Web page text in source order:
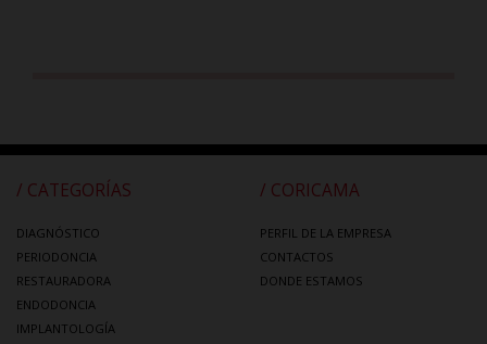
/ CATEGORÍAS
DIAGNÓSTICO
PERIODONCIA
RESTAURADORA
ENDODONCIA
IMPLANTOLOGÍA
/ CORICAMA
PERFIL DE LA EMPRESA
CONTACTOS
DONDE ESTAMOS